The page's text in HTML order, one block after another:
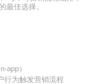
最佳选择。
app）
行为触发营销流程